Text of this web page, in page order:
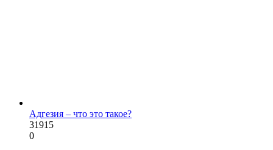
Адгезия – что это такое?
31915
0